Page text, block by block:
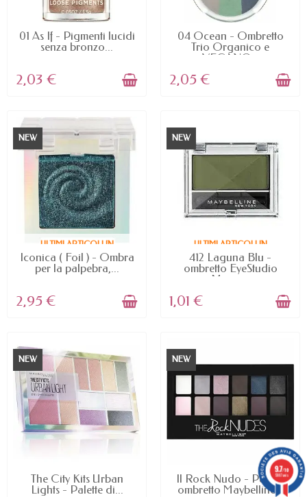
AVAILABLE
01 As If - Pigmenti lucidi
senza bronzo...
2,03 €
AVAILABLE
04 Ocean - Ombretto
Trio Organico e
VEGANO...
2,05 €
NEW
ULTIMI ARTICOLI IN
MAGAZZINO
Iconica ( Foil ) - Ombra
per la palpebra,...
2,95 €
NEW
ULTIMI ARTICOLI IN
MAGAZZINO
412 Laguna Blu -
ombretto EyeStudio
Mono...
1,01 €
NEW
NON DISPONIBILE
The City Kits Urban
Lights - Palette di...
NEW
NON DISPONIBILE
Il Rock Nudo - Palette
ombretto Maybelline...
9.7/10
5887 avis